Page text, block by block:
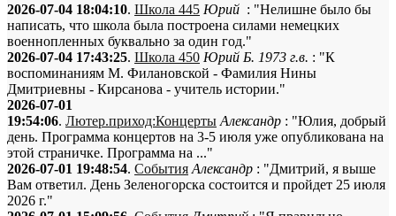
2026-07-04 18:04:10. Школа 445 Юрий : "Нелишне было бы
написать, что школа была построена силами немецких
военнопленных буквально за один год."
2026-07-04 17:43:25. Школа 450 Юрий Б. 1973 г.в. : "К
воспоминаниям М. Филановской - Фамилия Нины
Дмитриевны - Кирсанова - учитель истории."
2026-07-01
19:54:06. Лютер.приход:Концерты Александр : "Юлия, добрый
день. Программа концертов на 3-5 июля уже опубликована на
этой страничке. Программа на ..."
2026-07-01 19:48:54. События Александр : "Дмитрий, я выше
Вам ответил. День Зеленогорска состоится и пройдет 25 июля
2026 г."